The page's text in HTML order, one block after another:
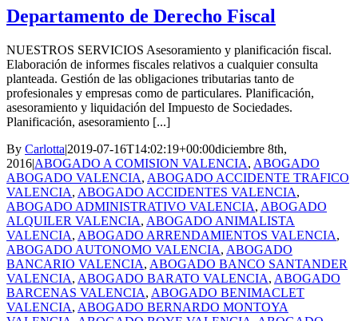
Departamento de Derecho Fiscal
NUESTROS SERVICIOS Asesoramiento y planificación fiscal.
Elaboración de informes fiscales relativos a cualquier consulta
planteada. Gestión de las obligaciones tributarias tanto de
profesionales y empresas como de particulares. Planificación,
asesoramiento y liquidación del Impuesto de Sociedades.
Planificación, asesoramiento [...]
By Carlotta|2019-07-16T14:02:19+00:00diciembre 8th,
2016|ABOGADO A COMISION VALENCIA, ABOGADO
ABOGADO VALENCIA, ABOGADO ACCIDENTE TRAFICO
VALENCIA, ABOGADO ACCIDENTES VALENCIA,
ABOGADO ADMINISTRATIVO VALENCIA, ABOGADO
ALQUILER VALENCIA, ABOGADO ANIMALISTA
VALENCIA, ABOGADO ARRENDAMIENTOS VALENCIA,
ABOGADO AUTONOMO VALENCIA, ABOGADO
BANCARIO VALENCIA, ABOGADO BANCO SANTANDER
VALENCIA, ABOGADO BARATO VALENCIA, ABOGADO
BARCENAS VALENCIA, ABOGADO BENIMACLET
VALENCIA, ABOGADO BERNARDO MONTOYA